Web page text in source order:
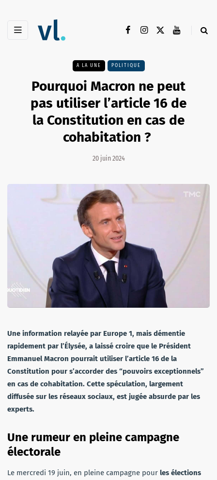
A LA UNE POLITIQUE
Pourquoi Macron ne peut
pas utiliser l’article 16 de
la Constitution en cas de
cohabitation ?
20 juin 2024
Une information relayée par Europe 1, mais démentie
rapidement par l’Élysée, a laissé croire que le Président
Emmanuel Macron pourrait utiliser l’article 16 de la
Constitution pour s’accorder des “pouvoirs exceptionnels”
en cas de cohabitation. Cette spéculation, largement
diffusée sur les réseaux sociaux, est jugée absurde par les
experts.
Une rumeur en pleine campagne
électorale
Le mercredi 19 juin, en pleine campagne pour les élections